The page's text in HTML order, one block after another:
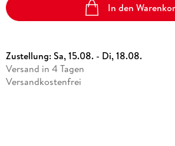
In den
Zustellung:Sa, 15.08. - Di, 18.08.
Versand in 4 Tagen
Versandkostenfrei